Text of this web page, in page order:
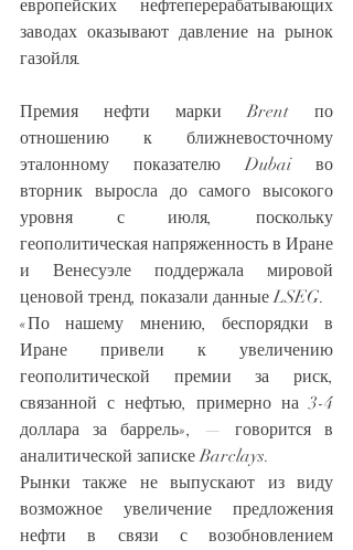
европейских нефтеперерабатывающих
заводах оказывают давление на рынок
газойля.
Премия нефти марки Brent по
отношению к ближневосточному
эталонному показателю Dubai во
вторник выросла до самого высокого
уровня с июля, поскольку
геополитическая напряженность в Иране
и Венесуэле поддержала мировой
ценовой тренд, показали данные LSEG.
«По нашему мнению, беспорядки в
Иране привели к увеличению
геополитической премии за риск,
связанной с нефтью, примерно на 3-4
доллара за баррель», — говорится в
аналитической записке Barclays.
Рынки также не выпускают из виду
возможное увеличение предложения
нефти в связи с возобновлением